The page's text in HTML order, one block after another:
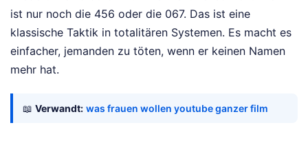
ist nur noch die 456 oder die 067. Das ist eine
klassische Taktik in totalitären Systemen. Es macht es
einfacher, jemanden zu töten, wenn er keinen Namen
mehr hat.
📖 Verwandt: was frauen wollen youtube ganzer film